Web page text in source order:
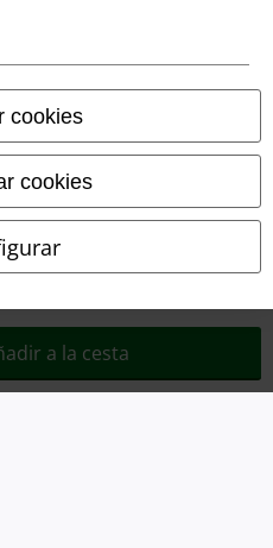
cookies
cookies
a la cesta
del medioambiente